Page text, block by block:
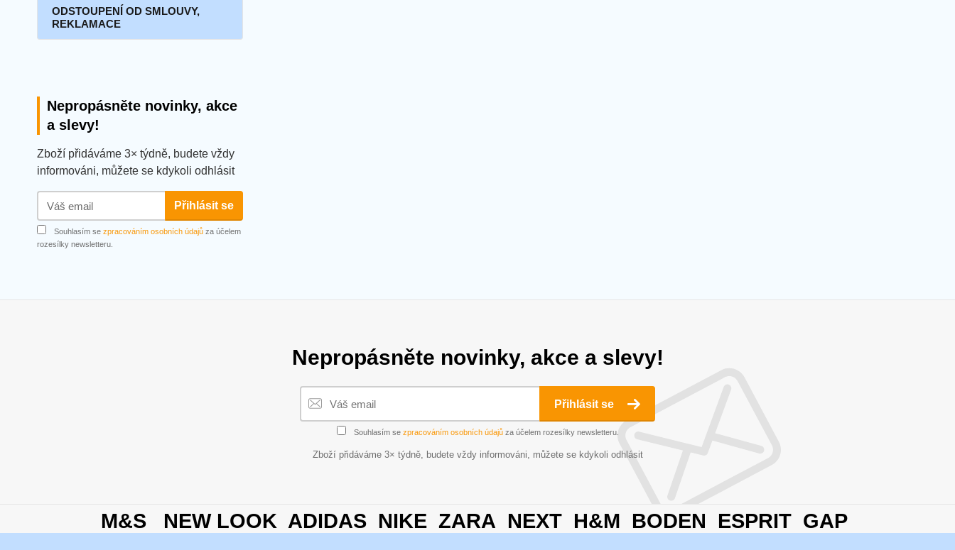
ODSTOUPENÍ OD SMLOUVY,
REKLAMACE
Nepropásněte novinky, akce
a slevy!
Zboží přidáváme 3× týdně, budete vždy
informováni, můžete se kdykoli odhlásit
Přihlásit se
Souhlasím se zpracováním osobních údajů za účelem
rozesílky newsletteru.
Nepropásněte novinky, akce a slevy!
Přihlásit se
Souhlasím se zpracováním osobních údajůza účelem rozesílky newsletteru.
Zboží přidáváme 3× týdně, budete vždy informováni, můžete se kdykoli odhlásit
M&S NEW LOOK ADIDAS NIKE ZARA NEXT H&M BODEN ESPRIT GAP